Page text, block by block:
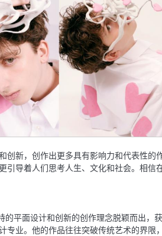
新，创作出更多具有影响⼒和代表性的
导着⼈们思考⼈⽣、⽂化和社会。相信
平⾯设计和创新的创作理念脱颖⽽出，获
业。他的作品往往突破传统艺术的界限